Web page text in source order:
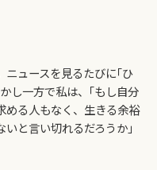
ュースを見るたびに｢ひ
し一方で私は、｢もし自分
める人もなく、生きる余裕
と言い切れるだろうか｣